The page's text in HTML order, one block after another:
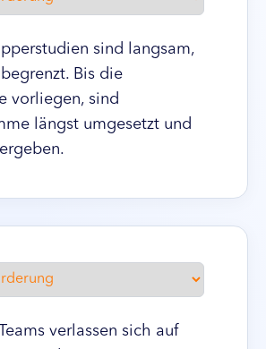
sind langsam,
Bis die
vorliegen, sind
längst umgesetzt und
verlassen sich auf